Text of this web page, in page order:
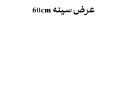
عرض سینه 60cm